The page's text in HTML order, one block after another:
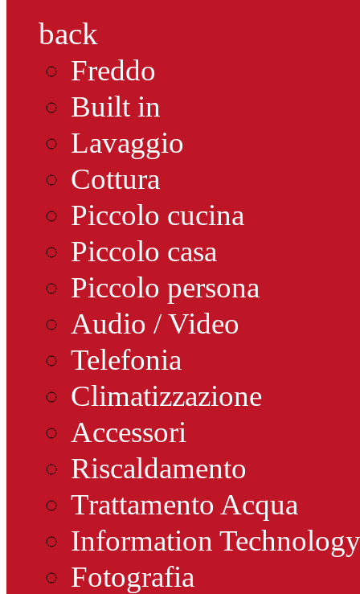
back
Freddo
Built in
Lavaggio
Cottura
Piccolo cucina
Piccolo casa
Piccolo persona
Audio / Video
Telefonia
Climatizzazione
Accessori
Riscaldamento
Trattamento Acqua
Information Technology
Fotografia